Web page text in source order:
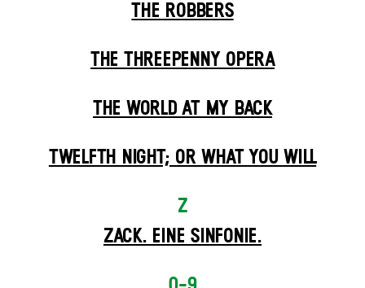
THE ROBBERS
THE THREE­PENNY OPERA
THE WORLD AT MY BACK
TWELFTH NIGHT; OR WHAT YOU WILL
Z
ZACK. EINE SINFONIE.